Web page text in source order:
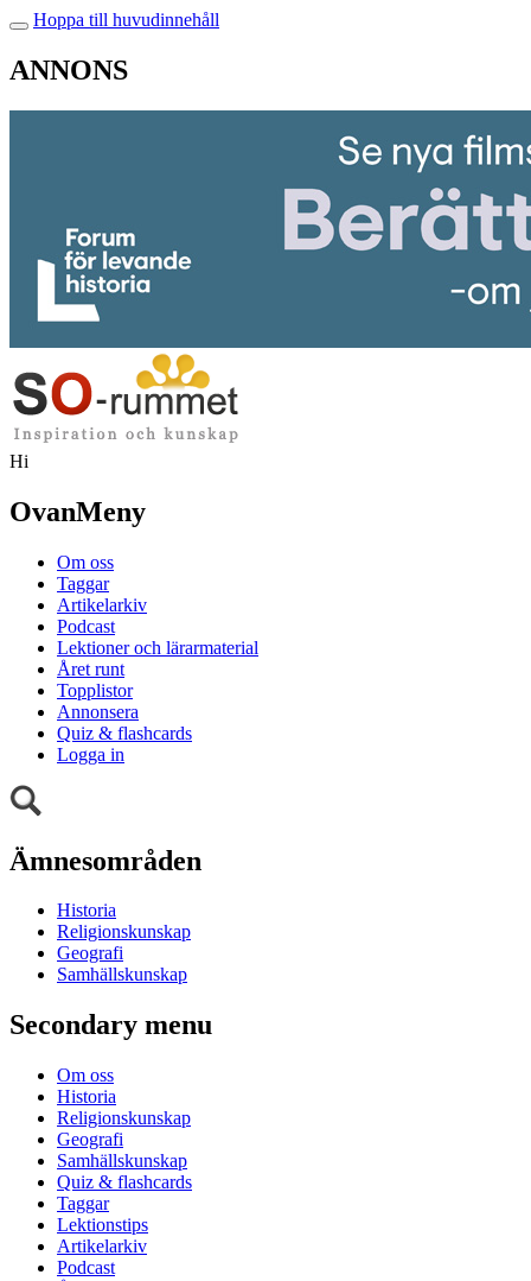
Hoppa till huvudinnehåll
ANNONS
Hi
OvanMeny
Om oss
Taggar
Artikelarkiv
Podcast
Lektioner och lärarmaterial
Året runt
Topplistor
Annonsera
Quiz & flashcards
Logga in
Ämnesområden
Historia
Religionskunskap
Geografi
Samhällskunskap
Secondary menu
Om oss
Historia
Religionskunskap
Geografi
Samhällskunskap
Quiz & flashcards
Taggar
Lektionstips
Artikelarkiv
Podcast